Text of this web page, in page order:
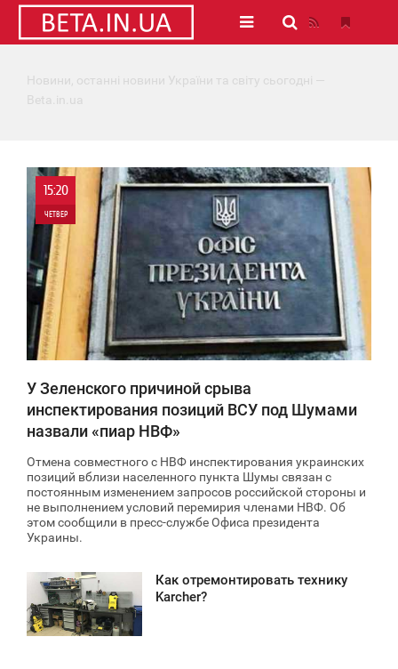
Новини, останні новини України та світу сьогодні —
Beta.in.ua
15:20
ЧЕТВЕР
0
3 747
У Зеленского причиной срыва
инспектирования позиций ВСУ под Шумами
назвали «пиар НВФ»
Отмена совместного с НВФ инспектирования украинских
позиций вблизи населенного пункта Шумы связан с
постоянным изменением запросов российской стороны и
не выполнением условий перемирия членами НВФ. Об
этом сообщили в пресс-службе Офиса президента
Украины.
Как отремонтировать технику
Karcher?